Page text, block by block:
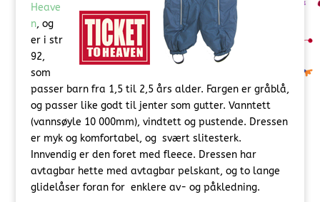
Heave
n, og
er i str
92,
som
passer barn fra 1,5 til 2,5 års alder. Fargen er gråblå,
og passer like godt til jenter som gutter. Vanntett
(vannsøyle 10 000mm), vindtett og pustende. Dressen
er myk og komfortabel, og svært slitesterk.
Innvendig er den foret med fleece. Dressen har
avtagbar hette med avtagbar pelskant, og to lange
glidelåser foran for enklere av- og påkledning.